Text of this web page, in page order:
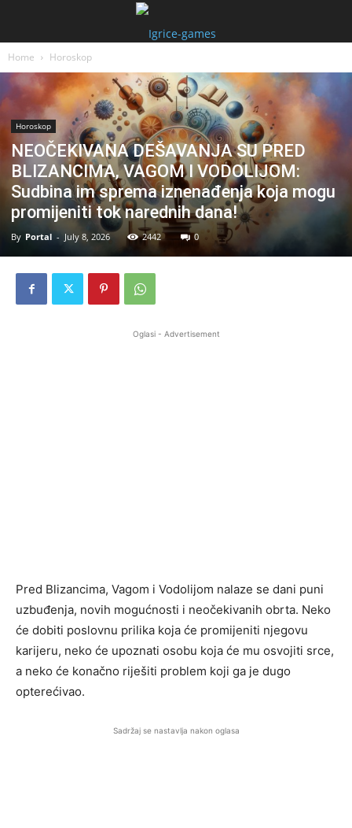
Home Horoskop
Horoskop
NEOČEKIVANA DEŠAVANJA SU PRED
BLIZANCIMA, VAGOM I VODOLIJOM:
Sudbina im sprema iznenađenja koja mogu
promijeniti tok narednih dana!
By Portal - July 8, 2026 2442 0
Oglasi - Advertisement
Pred Blizancima, Vagom i Vodolijom nalaze se dani puni
uzbuđenja, novih mogućnosti i neočekivanih obrta. Neko
će dobiti poslovnu prilika koja će promijeniti njegovu
karijeru, neko će upoznati osobu koja će mu osvojiti srce,
a neko će konačno riješiti problem koji ga je dugo
opterećivao.
Sadržaj se nastavlja nakon oglasa